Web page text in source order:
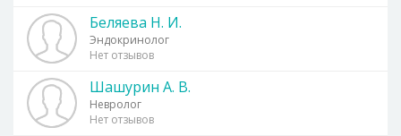
Беляева Н. И.
Эндокринолог
Нет отзывов
Шашурин А. В.
Невролог
Нет отзывов